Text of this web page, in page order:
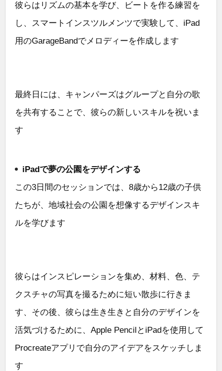
彼らはリズムの基本を学び、ビートを作る練習を
し、スマートインスツルメンツで実験して、iPad
用のGarageBandでメロディーを作成します
最終日には、キャンパーズはグループと自分の歌
を共有することで、彼らの新しいスキルを祝いま
す
iPadで夢の公園をデザインする
この3日間のセッションでは、8歳から12歳の子供
たちが、地域社会の公園を想像するデザインスキ
ルを学びます
彼らはインスピレーションを集め、材料、色、テ
クスチャの写真を撮るために短い散歩に行きま
す、その後、彼らは生き生きと自分のデザインを
活気づけるために、Apple PencilとiPadを使用して
Procreateアプリで自分のアイデアをスケッチしま
す